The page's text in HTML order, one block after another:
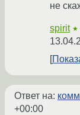
не
spirit
Ответ на:
+00:00